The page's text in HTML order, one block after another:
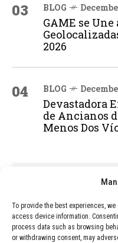
To provide the best experiences,
access device information.
process data such as browsing
or withdrawing consent, may
03 BLOG
GAME se Une
2026
04 BLOG
Devastadora
de Ancianos
Menos Dos